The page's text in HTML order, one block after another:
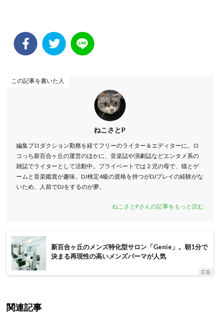
この記事を書いた人
ねこさとP
編集プロダクション勤務を経てフリーのライター＆エディターに。ロ
コっち新百合ヶ丘の運営のほかに、音楽誌や演劇誌などエンタメ系の
雑誌でライターとして活動中。プライベートでは２児の母で、猫とゲ
ームと音楽鑑賞が趣味。DJ検定4級の資格を持つがDJプレイの経験がな
いため、人前でDJをするのが夢。
ねこさとPさんの記事をもっと読む
新百合ヶ丘のメンズ特化型サロン「Genie」。朝1分で
決まる再現性の高いメンズパーマが人気
広告
関連記事